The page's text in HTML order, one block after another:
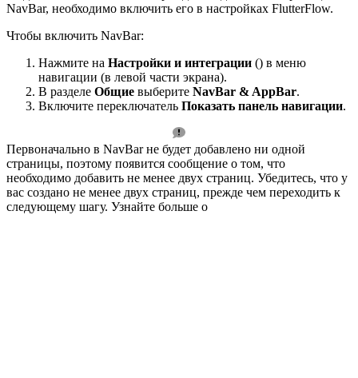
NavBar, необходимо включить его в настройках FlutterFlow.
Чтобы включить NavBar:
Нажмите на Настройки и интеграции () в меню
навигации (в левой части экрана).
В разделе Общие выберите NavBar & AppBar.
Включите переключатель Показать панель навигации.
Первоначально в NavBar не будет добавлено ни одной
страницы, поэтому появится сообщение о том, что
необходимо добавить не менее двух страниц. Убедитесь, что у
вас создано не менее двух страниц, прежде чем переходить к
следующему шагу. Узнайте больше о